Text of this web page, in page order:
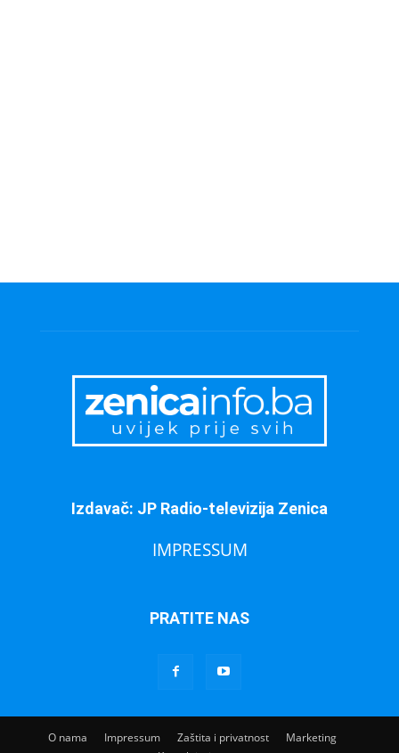
Izdavač: JP Radio-televizija Zenica
IMPRESSUM
PRATITE NAS
O nama Impressum Zaštita i privatnost
Marketing